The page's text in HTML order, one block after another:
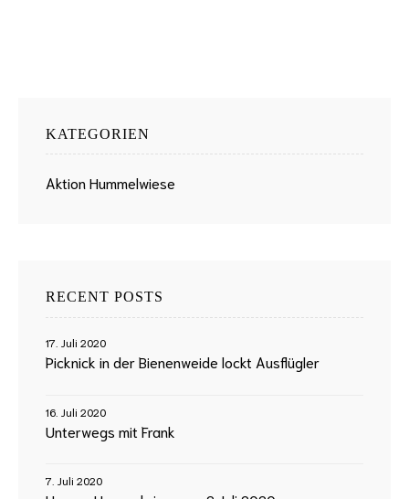
KATEGORIEN
Aktion Hummelwiese
RECENT POSTS
Picknick in der Bienenweide lockt Ausflügler
17. Juli 2020
Unterwegs mit Frank
16. Juli 2020
7. Juli 2020